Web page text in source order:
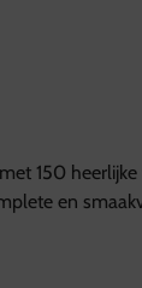
150
en